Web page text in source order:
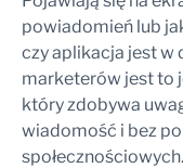
CTR według branży
Współczynnik
Opt-out rate –
Retention rate (Dzień
Przykłady użycia
E-commerce
powiadomień lub
czy aplikacja jest w
marketerów jest to
który zdobywa
wiadomość i bez
społecznościowych.